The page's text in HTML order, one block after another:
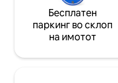
Бесплатен
паркинг во склоп
на имотот